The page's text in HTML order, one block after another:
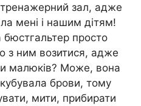
зал, адже
мені і нашим дітям!
просто
з ним возитися, адже
малюків? Може, вона
брови, тому
мити, прибирати